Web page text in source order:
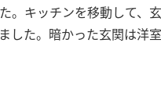
。キッチンを移動して、
した。暗かった玄関は洋